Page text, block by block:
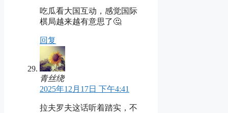
吃瓜看大国互动，感觉国际
棋局越来越有意思了🤔
回复
青丝绕
2025年12月17日 下午4:41
拉夫罗夫这话听着踏实，不